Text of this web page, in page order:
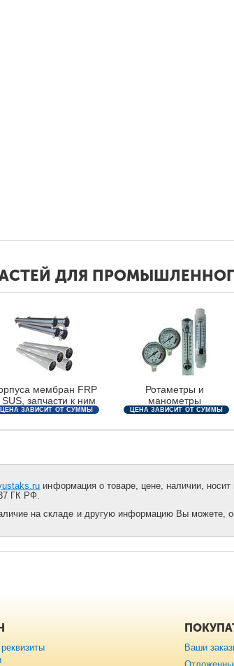
ДЛЯ
мембран FRP
SUS, запчасти к ним
ЦЕНА ЗАВИСИТ ОТ СУММЫ
Ротаметры и
ЦЕНА ЗАВИСИТ ОТ СУММЫ
информация о товаре, цене, наличии,
ГК РФ.
на складе и другую информацию Вы
Ваши